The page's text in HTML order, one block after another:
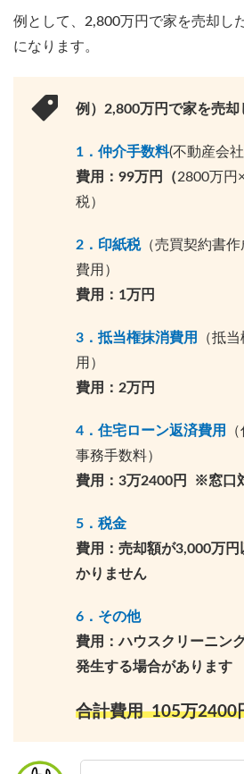
例として、2,800万円で家を売却し
になります。
例）2,800万円で家を売却
1．仲介手数料(不動産会
費用：99万円（2800万円
税）
2．印紙税 （売買契約書
費用）
費用：1万円
3．抵当権抹消費用
（抵
用）
費用：2万円
4．住宅ローン返済費用
事務手数料）
費用：3万2400円 ※窓口
5．税金
費用：売却額が3,000万
かりません
6．その他
費用：ハウスクリーニン
発生する場合があります
合計費用 105万2400